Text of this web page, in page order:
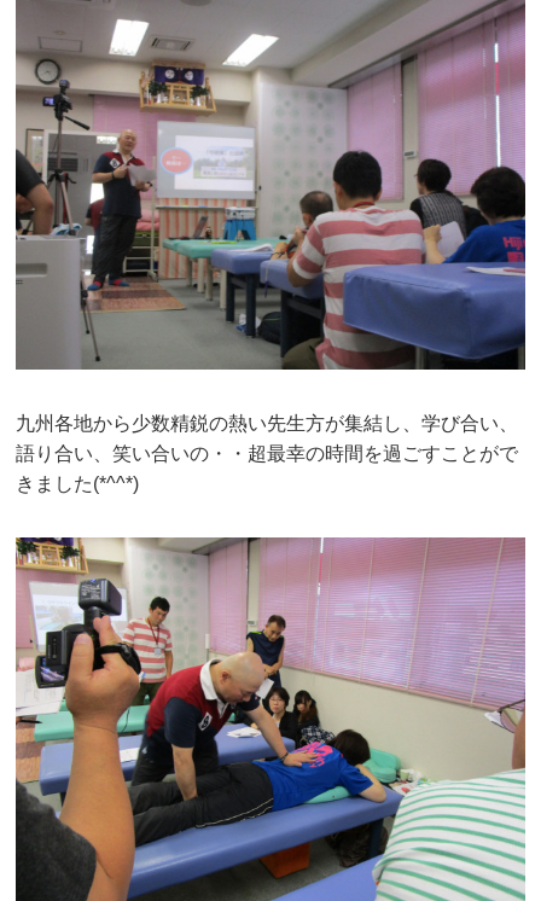
九州各地から少数精鋭の熱い先生方が集結し、学び合い、
語り合い、笑い合いの・・超最幸の時間を過ごすことがで
きました(*^^*)